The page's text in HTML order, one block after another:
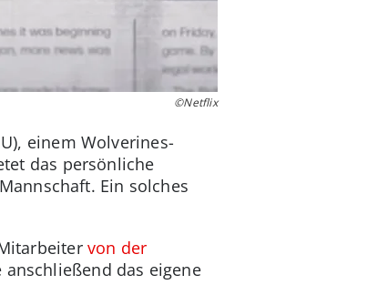
©Netflix
einem Wolverines-
das persönliche
Ein solches
von der
das eigene